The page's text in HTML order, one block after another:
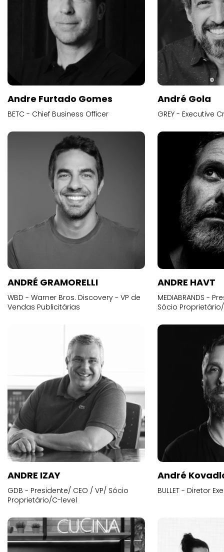
Andre Furtado Gomes
BETC - Chief Business Officer
André Gola
GREY - Executive
ANDRÉ GRAMORELLI
WBD - Warner Bros. Discovery - VP de
Vendas Publicitárias
ANDRE HAVT
MEDIABRANDS -
Sócio
ANDRE IZAY
GDB - Presidente/ CEO / VP/ Sócio
Proprietário/C-level
André
BULLET - Diretor